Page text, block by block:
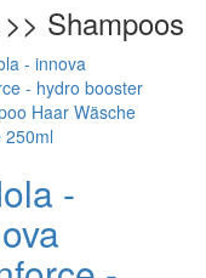
Shampoos
-